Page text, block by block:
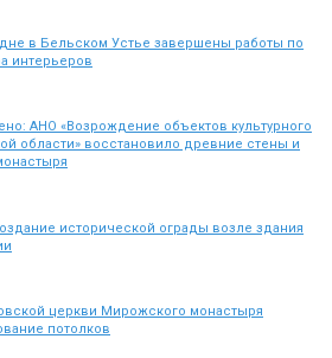
в Бельском Устье завершены работы по
интерьеров
АНО «Возрождение объектов культурного
области» восстановило древние стены и
исторической ограды возле здания
церкви Мирожского монастыря
потолков